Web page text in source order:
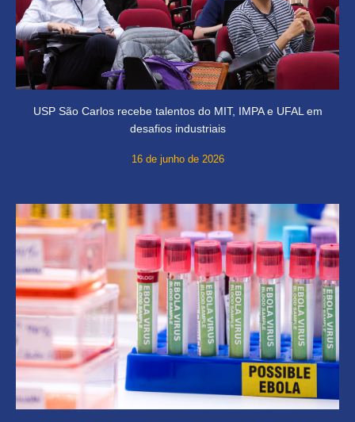
USP São Carlos recebe talentos do MIT, IMPA e UFAL em
desafios industriais
16 de junho de 2026